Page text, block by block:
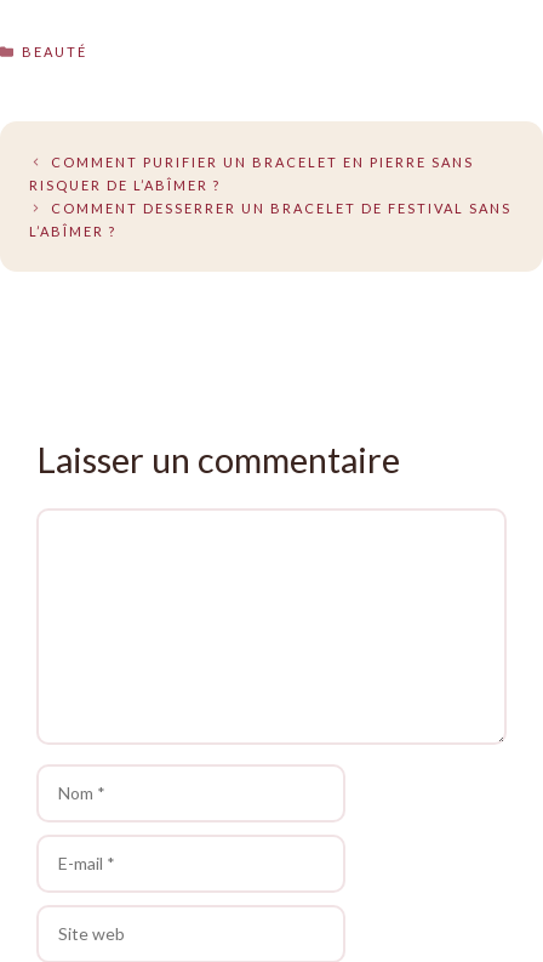
CATÉGORIES
BEAUTÉ
COMMENT PURIFIER UN BRACELET EN PIERRE SANS
RISQUER DE L’ABÎMER ?
COMMENT DESSERRER UN BRACELET DE FESTIVAL SANS
L’ABÎMER ?
Laisser un commentaire
Commentaire
Nom
E-
mail
Site
web